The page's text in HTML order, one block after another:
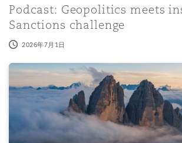
Podcast: Geopolitics meets
Sanctions challenge
2026年7月1日
US issues first General License for